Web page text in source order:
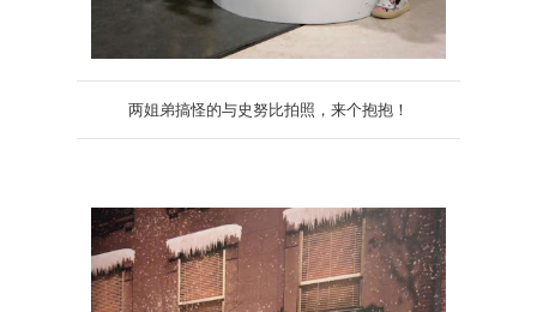
两姐弟搞怪的与史努比拍照，来个抱抱！